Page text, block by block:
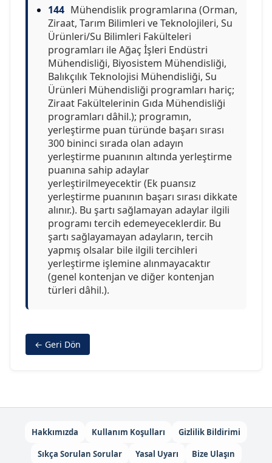
144 Mühendislik programlarına (Orman,
Ziraat, Tarım Bilimleri ve Teknolojileri, Su
Ürünleri/Su Bilimleri Fakülteleri
programları ile Ağaç İşleri Endüstri
Mühendisliği, Biyosistem Mühendisliği,
Balıkçılık Teknolojisi Mühendisliği, Su
Ürünleri Mühendisliği programları hariç;
Ziraat Fakültelerinin Gıda Mühendisliği
programları dâhil.); programın,
yerleştirme puan türünde başarı sırası
300 bininci sırada olan adayın
yerleştirme puanının altında yerleştirme
puanına sahip adaylar
yerleştirilmeyecektir (Ek puansız
yerleştirme puanının başarı sırası dikkate
alınır.). Bu şartı sağlamayan adaylar ilgili
programı tercih edemeyeceklerdir. Bu
şartı sağlayamayan adayların, tercih
yapmış olsalar bile ilgili tercihleri
yerleştirme işlemine alınmayacaktır
(genel kontenjan ve diğer kontenjan
türleri dâhil.).
← Geri Dön
Hakkımızda Kullanım Koşulları
Gizlilik Bildirimi
Sıkça Sorulan Sorular
Yasal Uyarı Bize Ulaşın